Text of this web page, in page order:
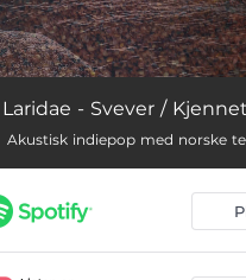
Laridae - Svever /
Akustisk indiepop med norske